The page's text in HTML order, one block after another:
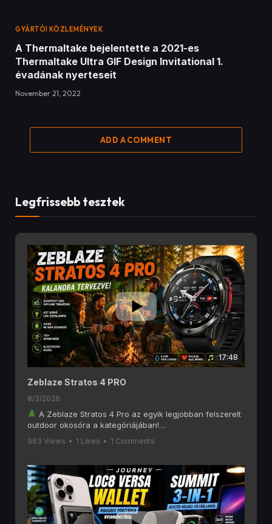
GYÁRTÓI KÖZLEMÉNYEK
A Thermaltake bejelentette a 2021-es
Thermaltake Ultra GIF Design Invitational 1.
évadának nyerteseit
November 21, 2022
ADD A COMMENT
Legfrissebb tesztek
17:48
Zeblaze Stratos 4 PRO
8/3/2026
A Zeblaze Stratos 4 Pro az egyik legjobban felszerelt
outdoor okosóra a kategóriájában!
Zeblaze Stratos 4 Pro, amely olyan funkciókat kínál, mint
Bluetooth hívás, két színű LED zseblámpa, 170+
sportmód és akár 60 napos akkumulátoros üzemidő.
Ha szeretsz túrázni, kempingezni, futni vagy egyszerűen
egy hosszú üzemidejű okosórát keresel, akkor ezt a
videót érdemes végignézned!
983 Views • 1 Likes • 1 Comments